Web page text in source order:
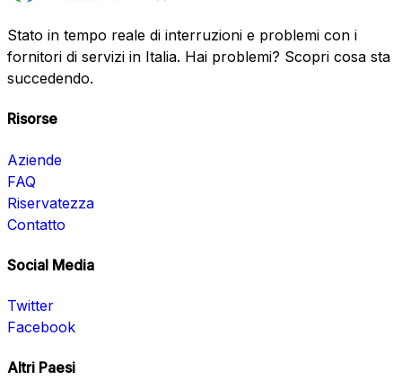
Stato in tempo reale di interruzioni e problemi con i
fornitori di servizi in Italia. Hai problemi? Scopri cosa sta
succedendo.
Risorse
Aziende
FAQ
Riservatezza
Contatto
Social Media
Twitter
Facebook
Altri Paesi